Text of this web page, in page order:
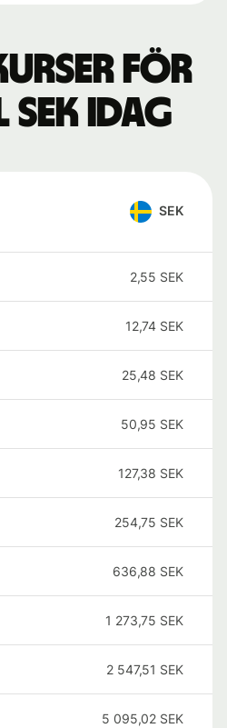
för
SEK idag
SEK
2,55 SEK
12,74 SEK
25,48 SEK
50,95 SEK
127,38 SEK
254,75 SEK
636,88 SEK
1 273,75 SEK
2 547,51 SEK
5 095,02 SEK